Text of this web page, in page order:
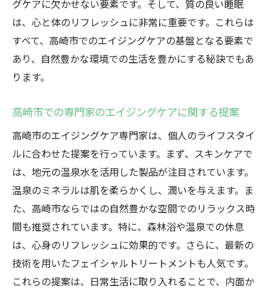
グケアに欠かせない要素です。そして、質の良い睡眠
は、心と体のリフレッシュに非常に重要です。これらは
すべて、高崎市でのエイジングケアの基盤となる要素で
あり、自然豊かな環境での生活を豊かにする秘訣でもあ
ります。
高崎市での専門家のエイジングケアに関する提案
高崎市のエイジングケア専門家は、個人のライフスタイ
ルに合わせた提案を行っています。まず、スキンケアで
は、地元の温泉水を活用した製品が注目されています。
温泉のミネラルは肌を柔らかくし、潤いを与えます。ま
た、高崎市ならではの自然豊かな空間でのリラックス時
間も推奨されています。特に、森林浴や温泉での休息
は、心身のリフレッシュに効果的です。さらに、最新の
技術を用いたフェイシャルトリートメントも人気です。
これらの提案は、日常生活に取り入れることで、内面か